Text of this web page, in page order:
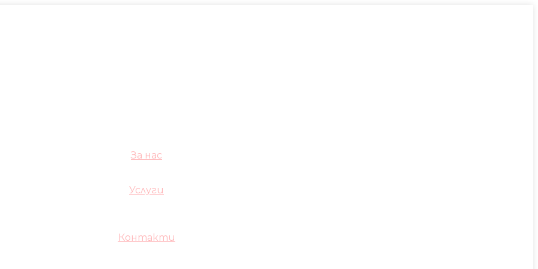
За нас
Услуги
Контакти